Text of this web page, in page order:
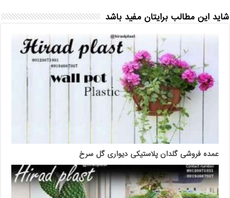
شاید این مطالب برایتان مفید باشد
عمده فروشی گلدان پلاستیکی دیواری گل سرخ